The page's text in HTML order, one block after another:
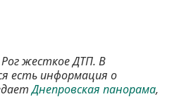
жесткое ДТП. В
есть информация о
Днепровская панорама,